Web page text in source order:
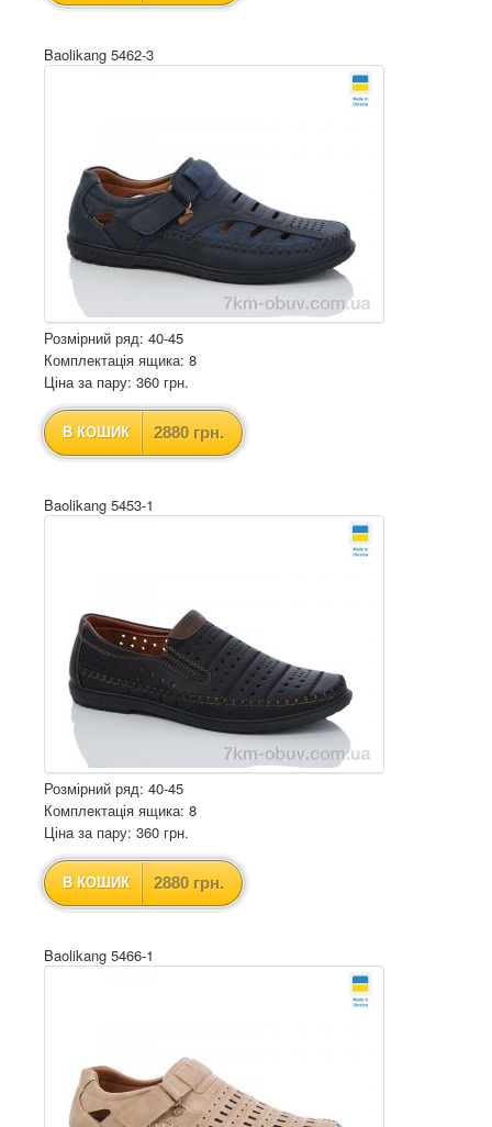
Baolikang 5462-3
Розмірний ряд: 40-45
Комплектація ящика: 8
Ціна за пару: 360 грн.
В КОШИК 2880 грн.
Baolikang 5453-1
Розмірний ряд: 40-45
Комплектація ящика: 8
Ціна за пару: 360 грн.
В КОШИК 2880 грн.
Baolikang 5466-1